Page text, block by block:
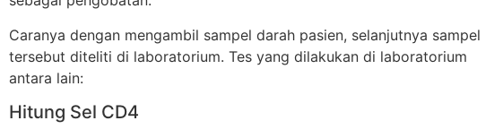
Caranya dengan mengambil sampel darah pasien, selanjutnya sampel
tersebut diteliti di laboratorium. Tes yang dilakukan di laboratorium
antara lain:
Hitung Sel CD4